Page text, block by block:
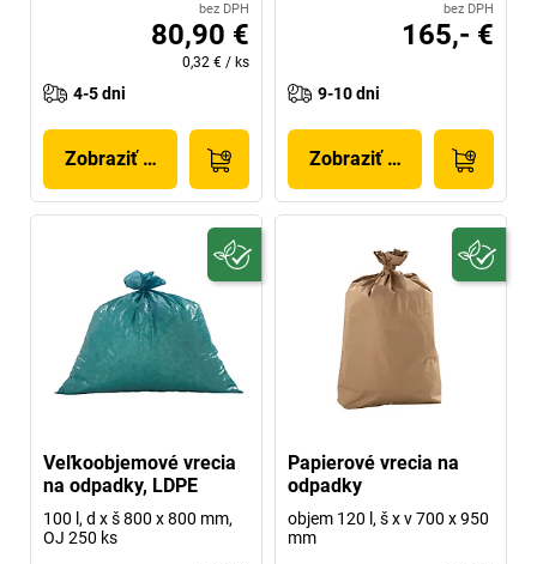
bez DPH
80,90 €
0,32 € / ks
4-5 dni
Zobraziť produkt
bez DPH
165,- €
9-10 dni
Zobraziť produkt
Veľkoobjemové vrecia
na odpadky, LDPE
100 l, d x š 800 x 800 mm,
OJ 250 ks
Papierové vrecia na
odpadky
objem 120 l, š x v 700 x 950
mm